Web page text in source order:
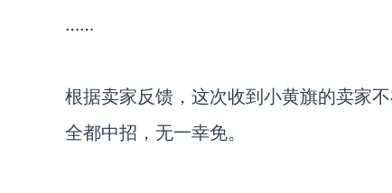
……
根据卖家反馈，这次收到小黄旗的卖家
全都中招，无一幸免。